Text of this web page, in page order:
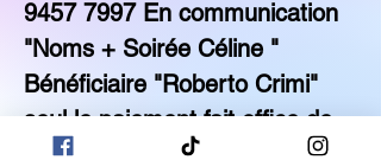
9457 7997 En communication
"Noms + Soirée Céline "
Bénéficiaire "Roberto Crimi"
seul le paiement fait office de